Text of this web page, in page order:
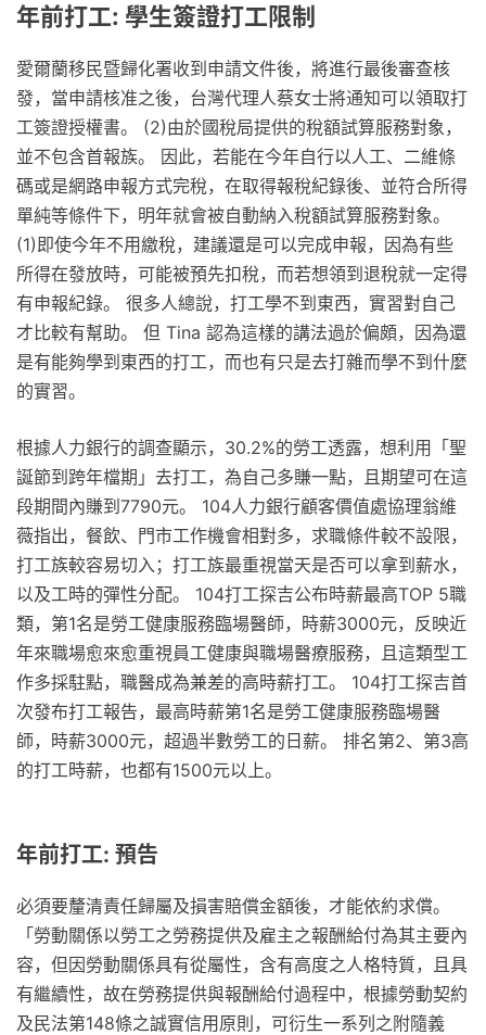
年前打工: 學生簽證打工限制
愛爾蘭移民暨歸化署收到申請文件後，將進行最後審查核
發，當申請核准之後，台灣代理人蔡女士將通知可以領取打
工簽證授權書。 (2)由於國稅局提供的稅額試算服務對象，
並不包含首報族。 因此，若能在今年自行以人工、二維條
碼或是網路申報方式完稅，在取得報稅紀錄後、並符合所得
單純等條件下，明年就會被自動納入稅額試算服務對象。
(1)即使今年不用繳稅，建議還是可以完成申報，因為有些
所得在發放時，可能被預先扣稅，而若想領到退稅就一定得
有申報紀錄。 很多人總說，打工學不到東西，實習對自己
才比較有幫助。 但 Tina 認為這樣的講法過於偏頗，因為還
是有能夠學到東西的打工，而也有只是去打雜而學不到什麼
的實習。
根據人力銀行的調查顯示，30.2%的勞工透露，想利用「聖
誕節到跨年檔期」去打工，為自己多賺一點，且期望可在這
段期間內賺到7790元。 104人力銀行顧客價值處協理翁維
薇指出，餐飲、門市工作機會相對多，求職條件較不設限，
打工族較容易切入；打工族最重視當天是否可以拿到薪水，
以及工時的彈性分配。 104打工探吉公布時薪最高TOP 5職
類，第1名是勞工健康服務臨場醫師，時薪3000元，反映近
年來職場愈來愈重視員工健康與職場醫療服務，且這類型工
作多採駐點，職醫成為兼差的高時薪打工。 104打工探吉首
次發布打工報告，最高時薪第1名是勞工健康服務臨場醫
師，時薪3000元，超過半數勞工的日薪。 排名第2、第3高
的打工時薪，也都有1500元以上。
年前打工: 預告
必須要釐清責任歸屬及損害賠償金額後，才能依約求償。
「勞動關係以勞工之勞務提供及雇主之報酬給付為其主要內
容，但因勞動關係具有從屬性，含有高度之人格特質，且具
有繼續性，故在勞務提供與報酬給付過程中，根據勞動契約
及民法第148條之誠實信用原則，可衍生一系列之附隨義